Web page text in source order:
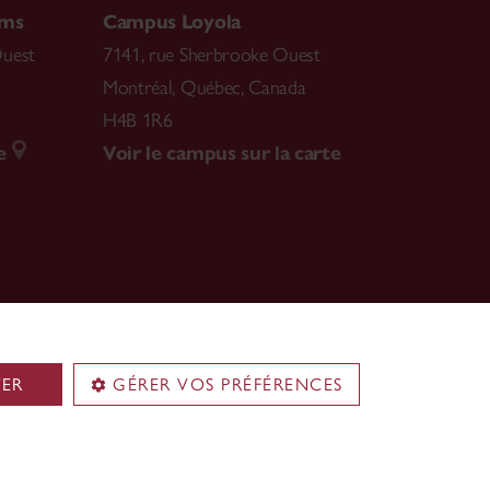
GÉRER VOS PRÉFÉRENCES
Campus Loyola
7141, rue Sherbrooke Ouest
Montréal, Québec, Canada
H4B 1R6
Voir le campus sur la carte